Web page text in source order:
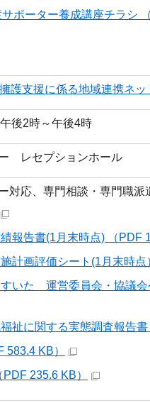
ポーター養成講座チラシ
護支援に係る地域連携ネッ
後2時～午後4時
レセプションホール
対応、専門相談・専門職派
報告書(1月末時点) （PDF
計画評価シート(1月末時点
いた 運営委員会・協議
祉に関する実態調査報告書
583.4 KB）
235.6 KB）